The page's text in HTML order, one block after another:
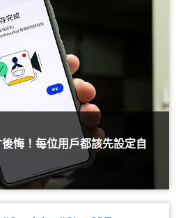
悔！每位用戶都該先設定自